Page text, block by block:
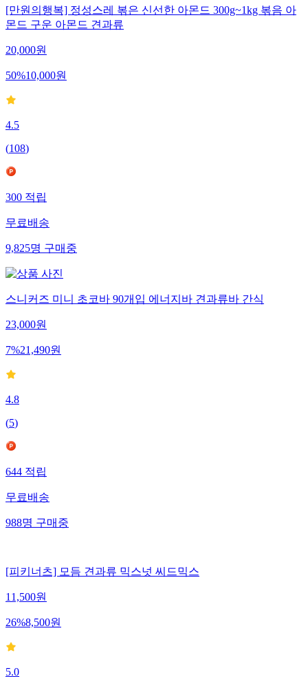
[만원의행복] 정성스레 볶은 신선한 아몬드 300g~1kg 볶음 아
몬드 구운 아몬드 견과류
20,000원
50%10,000원
4.5
(108)
300 적립
무료배송
9,825명 구매중
스니커즈 미니 초코바 90개입 에너지바 견과류바 간식
23,000원
7%21,490원
4.8
(5)
644 적립
무료배송
988명 구매중
[피키너츠] 모듬 견과류 믹스넛 씨드믹스
11,500원
26%8,500원
5.0